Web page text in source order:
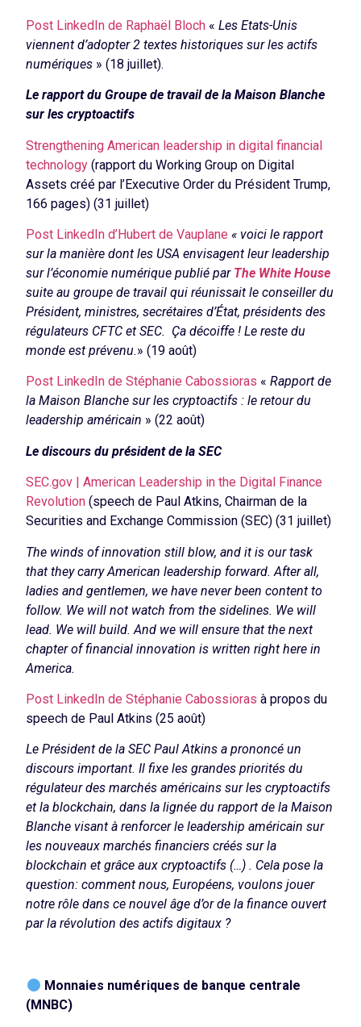
Post LinkedIn de Raphaël Bloch «Les Etats-Unis
viennent d’adopter 2 textes historiques sur les actifs
numériques » (18 juillet).
Le rapport du Groupe de travail de la Maison Blanche
sur les cryptoactifs
Strengthening American leadership in digital financial
technology (rapport du Working Group on Digital
Assets créé par l’Executive Order du Président Trump,
166 pages) (31 juillet)
Post LinkedIn d’Hubert de Vauplane « voici le rapport
sur la manière dont les USA envisagent leur leadership
sur l’économie numérique publié par The White House
suite au groupe de travail qui réunissait le conseiller du
Président, ministres, secrétaires d’État, présidents des
régulateurs CFTC et SEC. Ça décoiffe ! Le reste du
monde est prévenu.» (19 août)
Post LinkedIn de Stéphanie Cabossioras «Rapport de
la Maison Blanche sur les cryptoactifs : le retour du
leadership américain » (22 août)
Le discours du président de la SEC
SEC.gov | American Leadership in the Digital Finance
Revolution (speech de Paul Atkins, Chairman de la
Securities and Exchange Commission (SEC) (31 juillet)
The winds of innovation still blow, and it is our task
that they carry American leadership forward. After all,
ladies and gentlemen, we have never been content to
follow. We will not watch from the sidelines. We will
lead. We will build. And we will ensure that the next
chapter of financial innovation is written right here in
America.
Post LinkedIn de Stéphanie Cabossioras à propos du
speech de Paul Atkins (25 août)
Le Président de la SEC Paul Atkins a prononcé un
discours important. Il fixe les grandes priorités du
régulateur des marchés américains sur les cryptoactifs
et la blockchain, dans la lignée du rapport de la Maison
Blanche visant à renforcer le leadership américain sur
les nouveaux marchés financiers créés sur la
blockchain et grâce aux cryptoactifs (…) . Cela pose la
question: comment nous, Européens, voulons jouer
notre rôle dans ce nouvel âge d’or de la finance ouvert
par la révolution des actifs digitaux ?
Monnaies numériques de banque centrale
(MNBC)